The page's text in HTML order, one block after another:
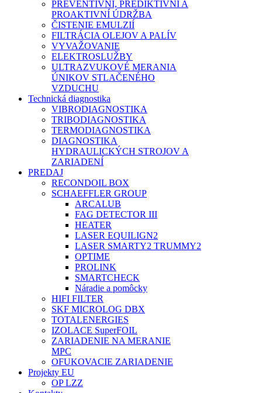
PREVENTIVNÍ, PREDIKTIVNÍ A
PROAKTIVNÍ ÚDRŽBA
ČISTENIE EMULZIÍ
FILTRÁCIA OLEJOV A PALÍV
VYVAŽOVANIE
ELEKTROSLUŽBY
ULTRAZVUKOVÉ MERANIA
ÚNIKOV STLAČENÉHO
VZDUCHU
Technická diagnostika
VIBRODIAGNOSTIKA
TRIBODIAGNOSTIKA
TERMODIAGNOSTIKA
DIAGNOSTIKA
HYDRAULICKÝCH STROJOV A
ZARIADENÍ
PREDAJ
RECONDOIL BOX
SCHAEFFLER GROUP
ARCALUB
FAG DETECTOR III
HEATER
LASER EQUILIGN2
LASER SMARTY2 TRUMMY2
OPTIME
PROLINK
SMARTCHECK
Náradie a pomôcky
HIFI FILTER
SKF MICROLOG DBX
TOTALENERGIES
IZOLACE SuperFOIL
ZARIADENIE NA MERANIE
MPC
OFUKOVACIE ZARIADENIE
Projekty EU
OP LZZ